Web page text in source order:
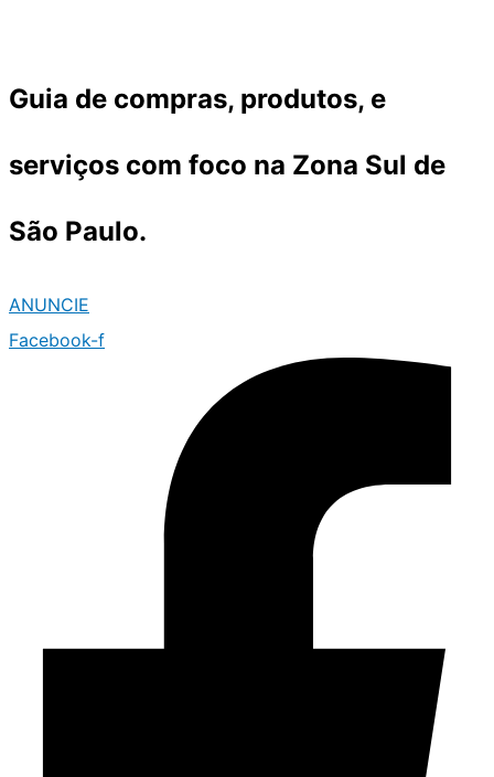
o
Guia de compras, produtos, e
serviços com foco na Zona Sul de
São Paulo.
ANUNCIE
Facebook-f